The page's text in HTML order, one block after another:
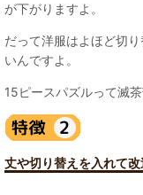
が下がりますよ。
だって洋服はよほど切
いんですよ。
15ピースパズルって滅
丈や切り替えを入れて